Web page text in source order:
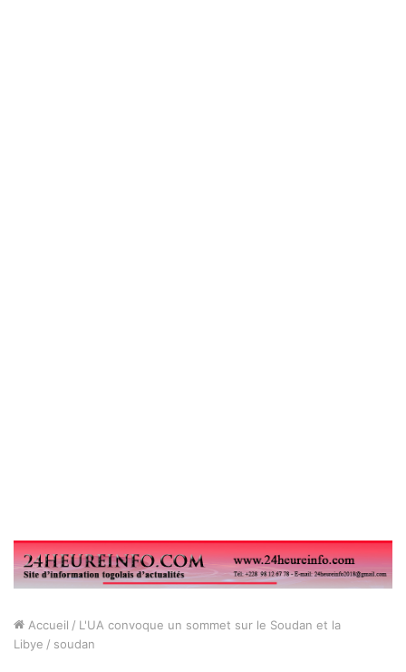
Accueil / L'UA convoque un sommet sur le Soudan et la
Libye / soudan